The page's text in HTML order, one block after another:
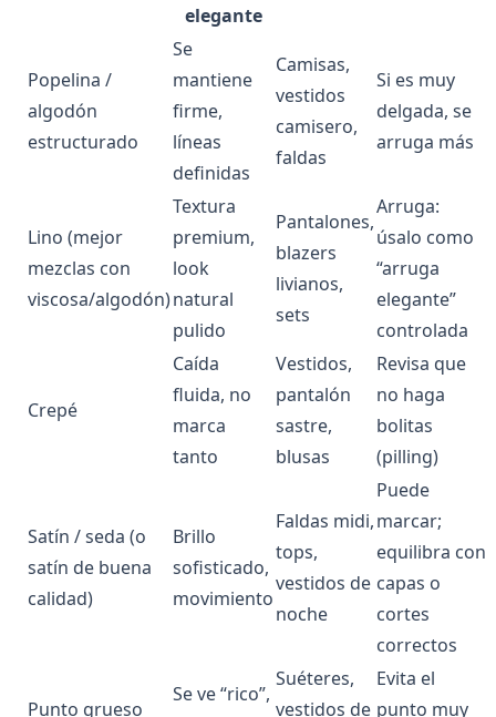
elegante
Popelina /
algodón
estructurado
Se
mantiene
firme,
líneas
definidas
Camisas,
vestidos
camisero,
faldas
Si es muy
delgada, se
arruga más
Lino (mejor
mezclas con
viscosa/algodón)
Textura
premium,
look
natural
pulido
Pantalones,
blazers
livianos,
sets
Arruga:
úsalo como
“arruga
elegante”
controlada
Crepé
Caída
fluida, no
marca
tanto
Vestidos,
pantalón
sastre,
blusas
Revisa que
no haga
bolitas
(pilling)
Satín / seda (o
satín de buena
calidad)
Brillo
sofisticado,
movimiento
Faldas midi,
tops,
vestidos de
noche
Puede
marcar;
equilibra con
capas o
cortes
correctos
Punto grueso
Se ve “rico”,
Suéteres,
vestidos de
Evita el
punto muy